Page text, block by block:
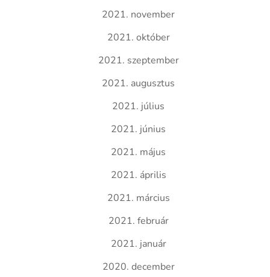
2021. november
2021. október
2021. szeptember
2021. augusztus
2021. július
2021. június
2021. május
2021. április
2021. március
2021. február
2021. január
2020. december